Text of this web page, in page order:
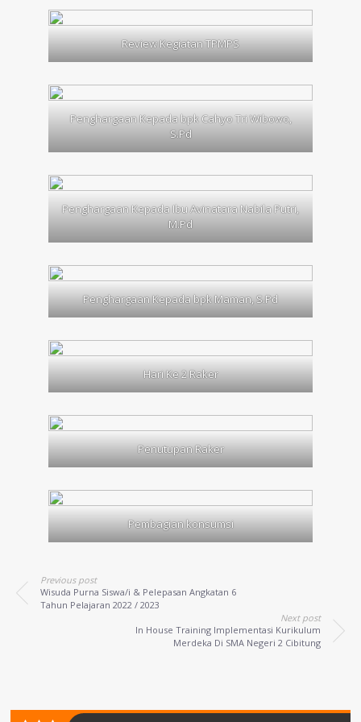
Review Kegiatan TPMPS
Penghargaan Kepada bpk Cahyo Tri Wibowo,
S.Pd
Penghargaan Kepada Ibu Avinatara Nabila Putri,
M.Pd
Penghargaan Kepada bpk Maman, S.Pd
Hari Ke 2 Raker
Penutupan Raker
Pembagian konsumsi
Previous post
Wisuda Purna Siswa/i & Pelepasan Angkatan 6
Tahun Pelajaran 2022 / 2023
Next post
In House Training Implementasi Kurikulum
Merdeka Di SMA Negeri 2 Cibitung